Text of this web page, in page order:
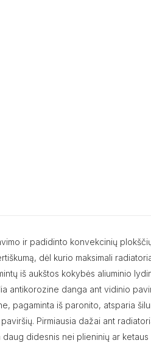
ir padidinto konvekcinių
dėl kurio maksimali
iš aukštos kokybės aliuminio
antikorozine danga ant vidinio
pagaminta iš paronito, atsparia
Pirmiausia dažai ant
daug didesnis nei plieninių ar ketaus